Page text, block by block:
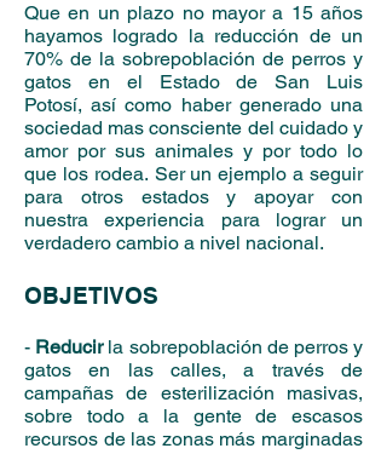
Que en un plazo no mayor a 15 años
hayamos logrado la reducción de un
70% de la sobrepoblación de perros y
gatos en el Estado de San Luis
Potosí, así como haber generado una
sociedad mas consciente del cuidado y
amor por sus animales y por todo lo
que los rodea. Ser un ejemplo a seguir
para otros estados y apoyar con
nuestra experiencia para lograr un
verdadero cambio a nivel nacional.
OBJETIVOS
- Reducir la sobrepoblación de perros y
gatos en las calles, a través de
campañas de esterilización masivas,
sobre todo a la gente de escasos
recursos de las zonas más marginadas